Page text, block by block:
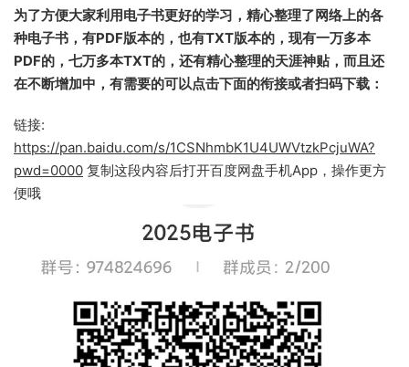
为了方便大家利用电子书更好的学习，精心整理了网络上的各
种电子书，有PDF版本的，也有TXT版本的，现有一万多本
PDF的，七万多本TXT的，还有精心整理的天涯神贴，而且还
在不断增加中，有需要的可以点击下面的衔接或者扫码下载：
链接:
https://pan.baidu.com/s/1CSNhmbK1U4UWVtzkPcjuWA?
pwd=0000 复制这段内容后打开百度网盘手机App，操作更方
便哦